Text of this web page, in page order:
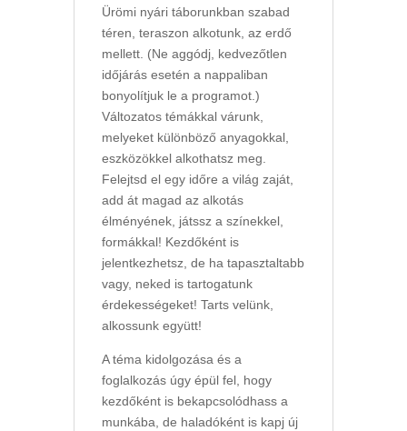
Ürömi nyári táborunkban szabad
téren, teraszon alkotunk, az erdő
mellett. (Ne aggódj, kedvezőtlen
időjárás esetén a nappaliban
bonyolítjuk le a programot.)
Változatos témákkal várunk,
melyeket különböző anyagokkal,
eszközökkel alkothatsz meg.
Felejtsd el egy időre a világ zaját,
add át magad az alkotás
élményének, játssz a színekkel,
formákkal! Kezdőként is
jelentkezhetsz, de ha tapasztaltabb
vagy, neked is tartogatunk
érdekességeket! Tarts velünk,
alkossunk együtt!
A téma kidolgozása és a
foglalkozás úgy épül fel, hogy
kezdőként is bekapcsolódhass a
munkába, de haladóként is kapj új